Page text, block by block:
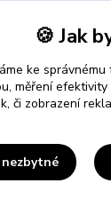
🍪 Jak
ke
měření
či zobrazení